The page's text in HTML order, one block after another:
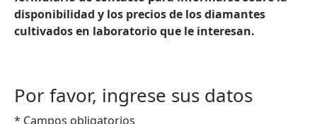
disponibilidad y los precios de los diamantes
cultivados en laboratorio que le interesan.
Por favor, ingrese sus datos
* Campos obligatorios